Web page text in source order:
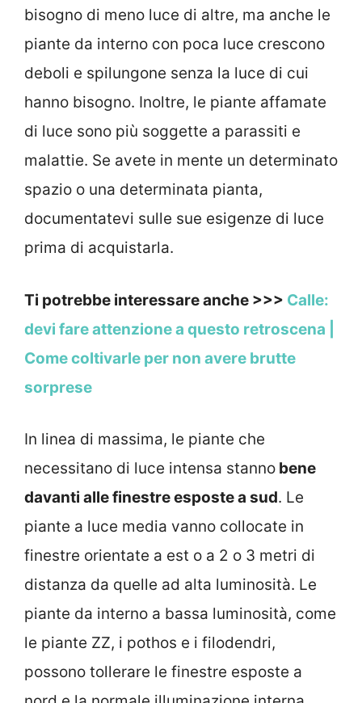
bisogno di meno luce di altre, ma anche le
piante da interno con poca luce crescono
deboli e spilungone senza la luce di cui
hanno bisogno. Inoltre, le piante affamate
di luce sono più soggette a parassiti e
malattie. Se avete in mente un determinato
spazio o una determinata pianta,
documentatevi sulle sue esigenze di luce
prima di acquistarla.
Ti potrebbe interessare anche >>> Calle:
devi fare attenzione a questo retroscena |
Come coltivarle per non avere brutte
sorprese
In linea di massima, le piante che
necessitano di luce intensa stanno bene
davanti alle finestre esposte a sud. Le
piante a luce media vanno collocate in
finestre orientate a est o a 2 o 3 metri di
distanza da quelle ad alta luminosità. Le
piante da interno a bassa luminosità, come
le piante ZZ, i pothos e i filodendri,
possono tollerare le finestre esposte a